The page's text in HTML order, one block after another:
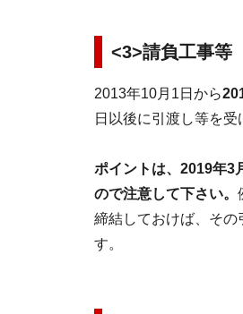
<3>請負工事等
2013年10月1日から
日以後に引渡し等を受
ポイントは、2019年3
ので注意して下さい。
締結しておけば、その
す。